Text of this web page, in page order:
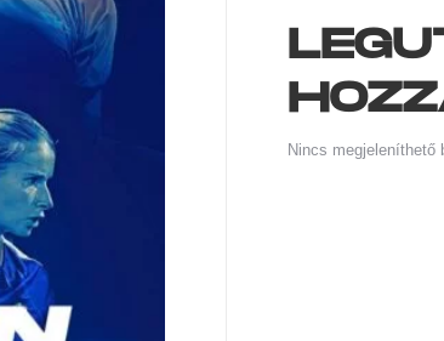
Nincs megjeleníthető